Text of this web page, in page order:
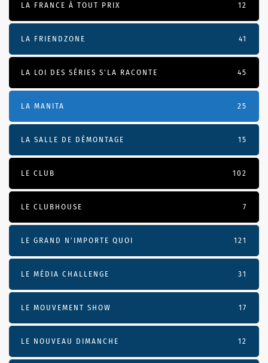
LA FRANCE À TOUT PRIX 12
LA FRIENDZONE 41
LA LOI DES SÉRIES S'LA RACONTE 45
LA MANITA 25
LA SALLE DE DÉMONTAGE 15
LE CLUB 102
LE CLUBHOUSE 7
LE GRAND N’IMPORTE QUOI 121
LE MÉDIA CHALLENGE 31
LE MOUVEMENT SHOW 17
LE NOUVEAU DIMANCHE 12